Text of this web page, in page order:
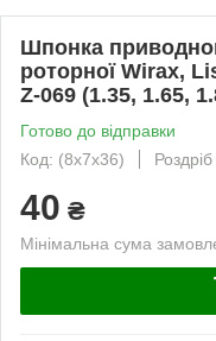
Шпонка
роторної Wirax,
Z-069 (1.35, 1.65,
Готово до відправки
Код: (8х7х36)
Роздріб
40 ₴
Мінімальна сума